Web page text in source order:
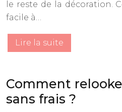
le reste de la décoration.
facile à…
Lire la suite
Comment
sans frais ?